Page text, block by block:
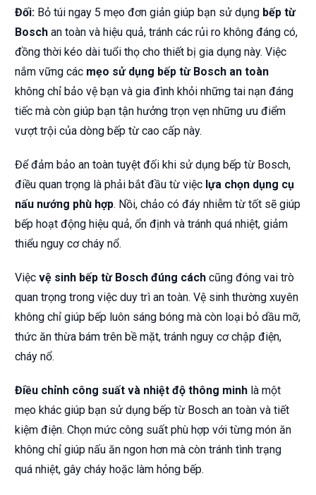
Đối: Bỏ túi ngay 5 mẹo đơn giản giúp bạn sử dụng bếp từ
Bosch an toàn và hiệu quả, tránh các rủi ro không đáng có,
đồng thời kéo dài tuổi thọ cho thiết bị gia dụng này. Việc
nắm vững các mẹo sử dụng bếp từ Bosch an toàn
không chỉ bảo vệ bạn và gia đình khỏi những tai nạn đáng
tiếc mà còn giúp bạn tận hưởng trọn vẹn những ưu điểm
vượt trội của dòng bếp từ cao cấp này.
Để đảm bảo an toàn tuyệt đối khi sử dụng bếp từ Bosch,
điều quan trọng là phải bắt đầu từ việc lựa chọn dụng cụ
nấu nướng phù hợp. Nồi, chảo có đáy nhiễm từ tốt sẽ giúp
bếp hoạt động hiệu quả, ổn định và tránh quá nhiệt, giảm
thiểu nguy cơ cháy nổ.
Việc vệ sinh bếp từ Bosch đúng cách cũng đóng vai trò
quan trọng trong việc duy trì an toàn. Vệ sinh thường xuyên
không chỉ giúp bếp luôn sáng bóng mà còn loại bỏ dầu mỡ,
thức ăn thừa bám trên bề mặt, tránh nguy cơ chập điện,
cháy nổ.
Điều chỉnh công suất và nhiệt độ thông minh là một
mẹo khác giúp bạn sử dụng bếp từ Bosch an toàn và tiết
kiệm điện. Chọn mức công suất phù hợp với từng món ăn
không chỉ giúp nấu ăn ngon hơn mà còn tránh tình trạng
quá nhiệt, gây cháy hoặc làm hỏng bếp.